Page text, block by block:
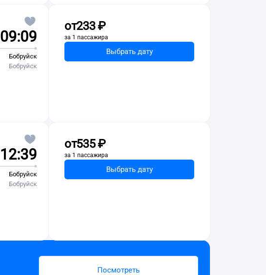
09:09
Бобруйск
Бобруйск
от233 ⁠₽
за 1 пассажира
Выбрать дату
12:39
Бобруйск
Бобруйск
от535 ⁠₽
за 1 пассажира
Выбрать дату
Посмотреть